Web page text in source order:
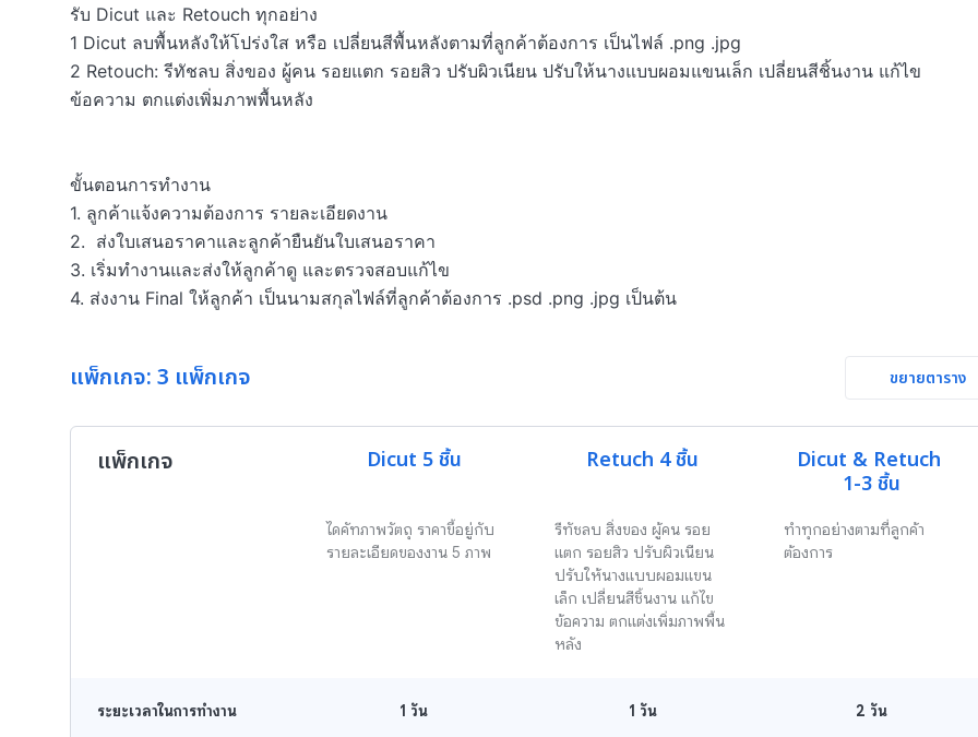
รับ Dicut และ Retouch ทุกอย่าง
1 Dicut ลบพื้นหลังให้โปร่งใส หรือ เปลี่ยนสีพื้นหลังตามที่ลูกค้าต้องการ เป็นไฟล์ .png .jpg
2 Retouch: รีทัชลบ สิ่งของ ผู้คน รอยแตก รอยสิว ปรับผิวเนียน ปรับให้นางแบบผอมแขนเล็ก เปลี่ยนสีชิ้นงาน แก้ไข
ข้อความ ตกแต่งเพิ่มภาพพื้นหลัง
ขั้นตอนการทำงาน
1. ลูกค้าแจ้งความต้องการ รายละเอียดงาน
2.  ส่งใบเสนอราคาและลูกค้ายืนยันใบเสนอราคา
3. เริ่มทำงานและส่งให้ลูกค้าดู และตรวจสอบแก้ไข
4. ส่งงาน Final ให้ลูกค้า เป็นนามสกุลไฟล์ที่ลูกค้าต้องการ .psd .png .jpg เป็นต้น
แพ็กเกจ: 3 แพ็กเกจ ขยายตาราง
แพ็กเกจ Dicut 5 ชิ้น Retuch 4 ชิ้น
Dicut & Retuch
1-3 ชิ้น
ไดคัทภาพวัตถุ ราคาขึ้อยู่กับ
รายละเอียดของงาน 5 ภาพ
รีทัชลบ สิ่งของ ผู้คน รอย
แตก รอยสิว ปรับผิวเนียน
ปรับให้นางแบบผอมแขน
เล็ก เปลี่ยนสีชิ้นงาน แก้ไข
ข้อความ ตกแต่งเพิ่มภาพพื้น
หลัง
ทำทุกอย่างตามที่ลูกค้า
ต้องการ
ระยะเวลาในการทำงาน 1 วัน 1 วัน 2 วัน